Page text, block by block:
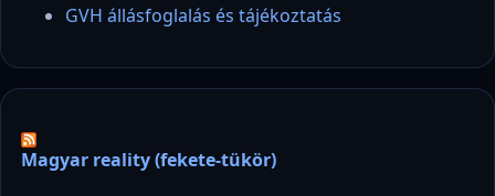
GVH állásfoglalás és tájékoztatás
Magyar reality (fekete-tükör)